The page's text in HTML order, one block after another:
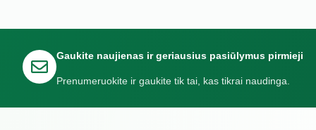
Gaukite naujienas ir geriausius pasiūlymus pirmieji
Prenumeruokite ir gaukite tik tai, kas tikrai naudinga.